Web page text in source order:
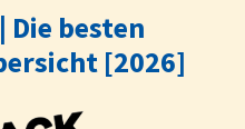
Die besten
[2026]